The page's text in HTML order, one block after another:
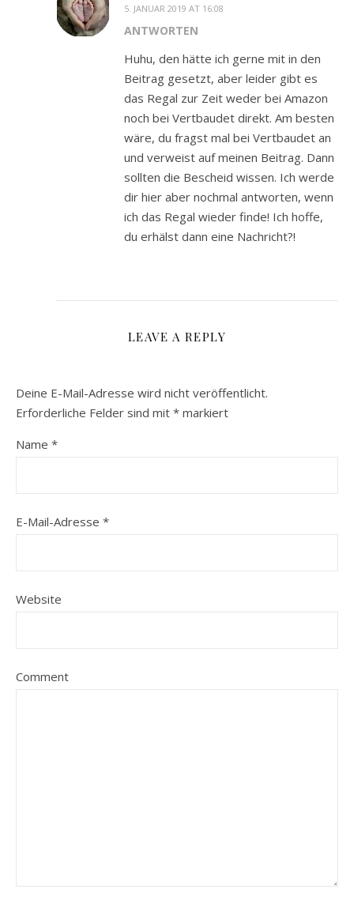
5. JANUAR 2019 AT 16:08
ANTWORTEN
Huhu, den hätte ich gerne mit in den
Beitrag gesetzt, aber leider gibt es
das Regal zur Zeit weder bei Amazon
noch bei Vertbaudet direkt. Am besten
wäre, du fragst mal bei Vertbaudet an
und verweist auf meinen Beitrag. Dann
sollten die Bescheid wissen. Ich werde
dir hier aber nochmal antworten, wenn
ich das Regal wieder finde! Ich hoffe,
du erhälst dann eine Nachricht?!
LEAVE A REPLY
Deine E-Mail-Adresse wird nicht veröffentlicht.
Erforderliche Felder sind mit * markiert
Name *
E-Mail-Adresse *
Website
Comment